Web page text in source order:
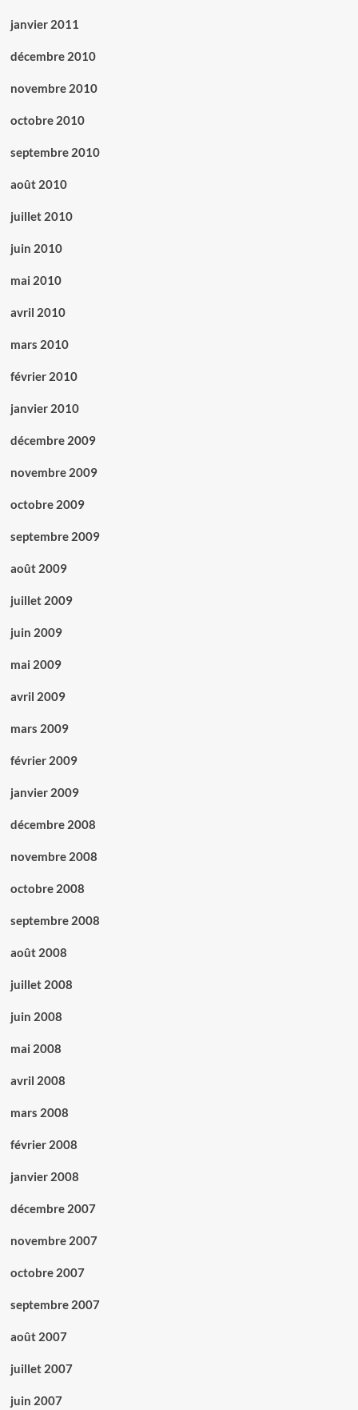
janvier 2011
décembre 2010
novembre 2010
octobre 2010
septembre 2010
août 2010
juillet 2010
juin 2010
mai 2010
avril 2010
mars 2010
février 2010
janvier 2010
décembre 2009
novembre 2009
octobre 2009
septembre 2009
août 2009
juillet 2009
juin 2009
mai 2009
avril 2009
mars 2009
février 2009
janvier 2009
décembre 2008
novembre 2008
octobre 2008
septembre 2008
août 2008
juillet 2008
juin 2008
mai 2008
avril 2008
mars 2008
février 2008
janvier 2008
décembre 2007
novembre 2007
octobre 2007
septembre 2007
août 2007
juillet 2007
juin 2007